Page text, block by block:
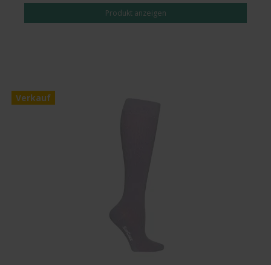
Produkt anzeigen
Verkauf